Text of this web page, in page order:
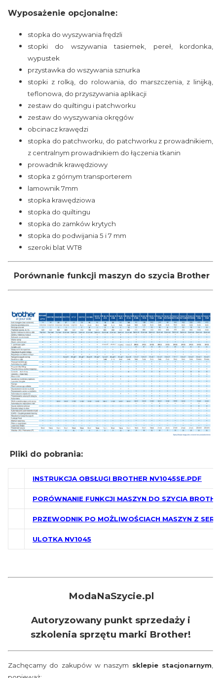
Wyposażenie opcjonalne:
stopka do wyszywania frędzli
stopki do wszywania tasiemek, pereł, kordonka,
wypustek
przystawka do wszywania sznurka
stopki z rolką, do rolowania, do marszczenia, z linijką,
teflonowa, do przyszywania aplikacji
zestaw do quiltingu i patchworku
zestaw do wyszywania okręgów
obcinacz krawędzi
stopka do patchworku, do patchworku z prowadnikiem,
z centralnym prowadnikiem do łączenia tkanin
prowadnik krawędziowy
stopka z górnym transporterem
lamownik 7mm
stopka krawędziowa
stopka do quiltingu
stopka do zamków krytych
stopka do podwijania 5 i 7 mm
szeroki blat WT8
Porównanie funkcji maszyn do szycia Brother
Pliki do pobrania:
INSTRUKCJA OBSŁUGI BROTHER NV1045SE.PDF
PORÓWNANIE FUNKCJI MASZYN DO SZYCIA
PRZEWODNIK PO MOŻLIWOŚCIACH MASZYN Z SERII
ULOTKA NV1045
ModaNaSzycie.pl
Autoryzowany punkt sprzedaży i
szkolenia sprzętu marki Brother!
Zachęcamy do zakupów w naszym sklepie stacjonarnym